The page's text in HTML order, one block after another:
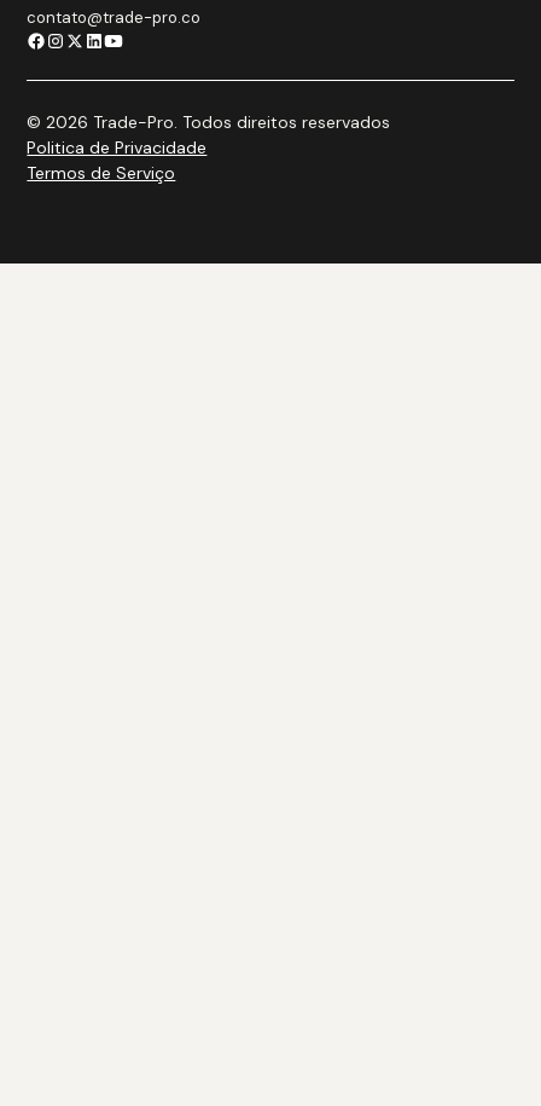
contato@trade-pro.co
© 2026 Trade-Pro. Todos direitos reservados
Politica de Privacidade
Termos de Serviço